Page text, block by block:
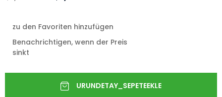
zu den Favoriten hinzufügen
Benachrichtigen, wenn der Preis
sinkt